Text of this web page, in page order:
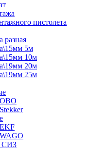
пистолета
разная
5м
10м
20м
25м
СИЗ